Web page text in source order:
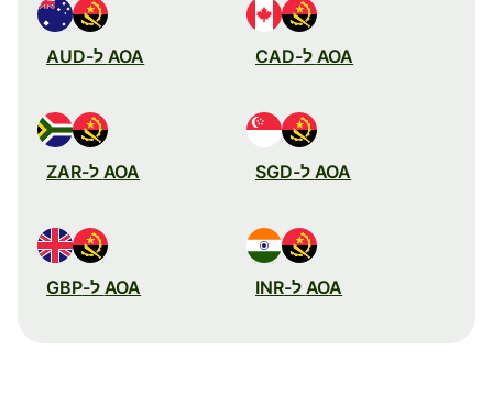
AOA ל-CAD AOA ל-AUD
AOA ל-SGD AOA ל-ZAR
AOA ל-INR AOA ל-GBP